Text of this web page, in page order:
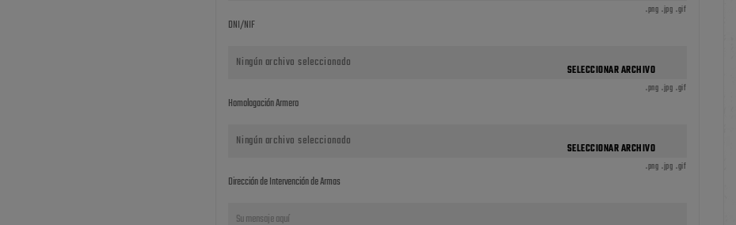
.png .jpg .gif
DNI/NIF
Ningún archivo seleccionado SELECCIONAR ARCHIVO
.png .jpg .gif
Homologación Armero
Ningún archivo seleccionado SELECCIONAR ARCHIVO
.png .jpg .gif
Dirección de Intervención de Armas